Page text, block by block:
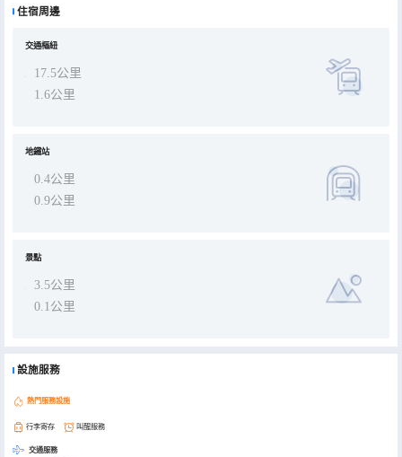
離恒隆廣場，步行5分鐘。
住宿周邊
交通樞紐
17.5公里
1.6公里
地鐵站
0.4公里
0.9公里
景點
3.5公里
0.1公里
設施服務
熱門服務設施
行李寄存 叫醒服務
交通服務